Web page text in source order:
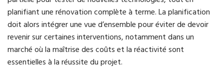
planifiant une rénovation complète à terme. La planification
doit alors intégrer une vue d’ensemble pour éviter de devoir
revenir sur certaines interventions, notamment dans un
marché où la maîtrise des coûts et la réactivité sont
essentielles à la réussite du projet.